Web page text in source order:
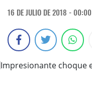
16 DE JULIO DE 2018 - 00:00